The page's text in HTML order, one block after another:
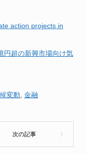
action projects in
円超の新興市場向け気
変動 金融